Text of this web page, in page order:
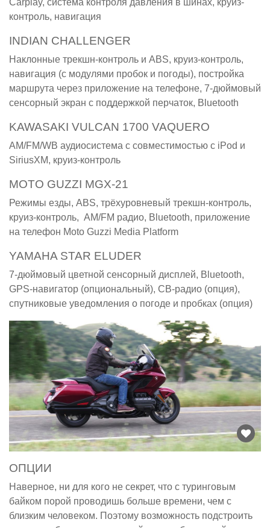
Carplay, система контроля давления в шинах, круиз-
контроль, навигация
INDIAN CHALLENGER
Наклонные трекшн-контроль и ABS, круиз-контроль,
навигация (с модулями пробок и погоды), постройка
маршрута через приложение на телефоне, 7-дюймовый
сенсорный экран с поддержкой перчаток, Bluetooth
KAWASAKI VULCAN 1700 VAQUERO
AM/FM/WB аудиосистема с совместимостью с iPod и
SiriusXM, круиз-контроль
MOTO GUZZI MGX-21
Режимы езды, ABS, трёхуровневый трекшн-контроль,
круиз-контроль, AM/FM радио, Bluetooth, приложение
на телефон Moto Guzzi Media Platform
YAMAHA STAR ELUDER
7-дюймовый цветной сенсорный дисплей, Bluetooth,
GPS-навигатор (опциональный), CB-радио (опция),
спутниковые уведомления о погоде и пробках (опция)
ОПЦИИ
Наверное, ни для кого не секрет, что с туринговым
байком порой проводишь больше времени, чем с
близким человеком. Поэтому возможность подстроить